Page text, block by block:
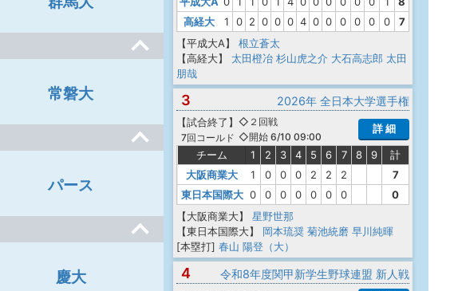
常磐大
パース
慶大
高経大
1 0 2 0 0 0 4 0 0 0 0 0 0
7
【平成大A】
根立蒼太
【高経大】
太田橙冶 杉山虎之介 大石高志郎 太田
朋哉
3 2026年 全日本大学選手権
【試合終了 】
7回コールド
◇２回戦
◇開始 6/10 09:00
詳 細
チーム 1 2 3 4 5 6 7 8 9
計
大阪商業大
1 0 0 0 2 2 2
7
東日本国際大 0 0 0 0 0 0 0
0
【大阪商業大】
星野世那
【東日本国際大】
岡本琉奨 菊池統磨 早川純暉
[本塁打] 春山 陽登（大）
4 令和8年度関甲新学生野球連盟 新人戦